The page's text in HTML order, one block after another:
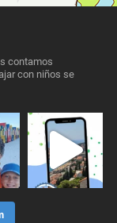
contamos
con niños se